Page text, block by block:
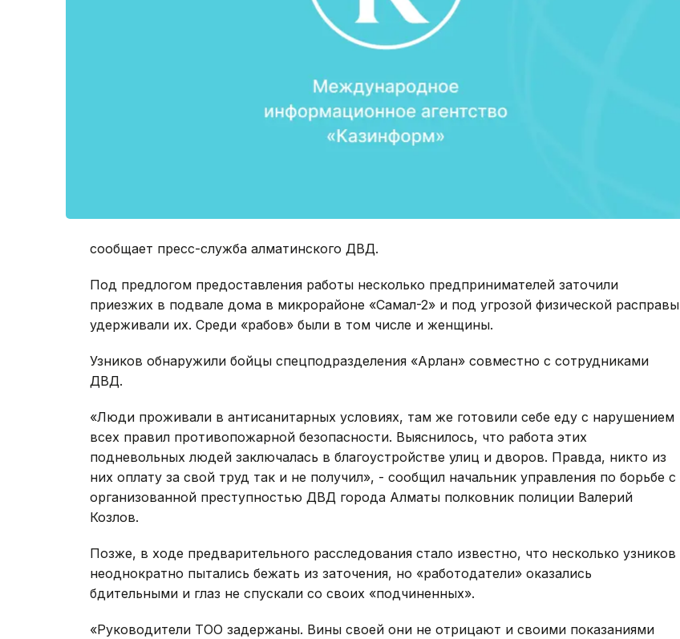
сообщает пресс-служба алматинского ДВД.
Под предлогом предоставления работы несколько предпринимателей заточили
приезжих в подвале дома в микрорайоне «Самал-2» и под угрозой физической расправы
удерживали их. Среди «рабов» были в том числе и женщины.
Узников обнаружили бойцы спецподразделения «Арлан» совместно с сотрудниками
ДВД.
«Люди проживали в антисанитарных условиях, там же готовили себе еду с нарушением
всех правил противопожарной безопасности. Выяснилось, что работа этих
подневольных людей заключалась в благоустройстве улиц и дворов. Правда, никто из
них оплату за свой труд так и не получил», - сообщил начальник управления по борьбе с
организованной преступностью ДВД города Алматы полковник полиции Валерий
Козлов.
Позже, в ходе предварительного расследования стало известно, что несколько узников
неоднократно пытались бежать из заточения, но «работодатели» оказались
бдительными и глаз не спускали со своих «подчиненных».
«Руководители ТОО задержаны. Вины своей они не отрицают и своими показаниями